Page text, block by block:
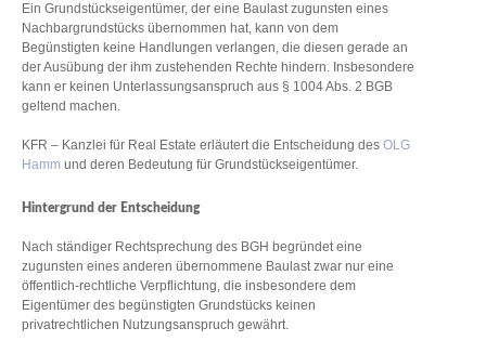
Ein Grundstückseigentümer, der eine Baulast zugunsten eines
Nachbargrundstücks übernommen hat, kann von dem
Begünstigten keine Handlungen verlangen, die diesen gerade an
der Ausübung der ihm zustehenden Rechte hindern. Insbesondere
kann er keinen Unterlassungsanspruch aus § 1004 Abs. 2 BGB
geltend machen.
KFR – Kanzlei für Real Estate erläutert die Entscheidung des OLG
Hamm und deren Bedeutung für Grundstückseigentümer.
Hintergrund der Entscheidung
Nach ständiger Rechtsprechung des BGH begründet eine
zugunsten eines anderen übernommene Baulast zwar nur eine
öffentlich-rechtliche Verpflichtung, die insbesondere dem
Eigentümer des begünstigten Grundstücks keinen
privatrechtlichen Nutzungsanspruch gewährt.